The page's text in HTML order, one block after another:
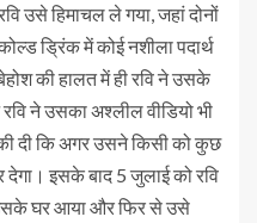
उसे हिमाचल ले गया, जहां दोनों
ड्रिंक में कोई नशीला पदार्थ
की हालत में ही रवि ने उसके
ने उसका अश्लील वीडियो भी
दी कि अगर उसने किसी को कुछ
देगा। इसके बाद 5 जुलाई को रवि
घर आया और फिर से उसे